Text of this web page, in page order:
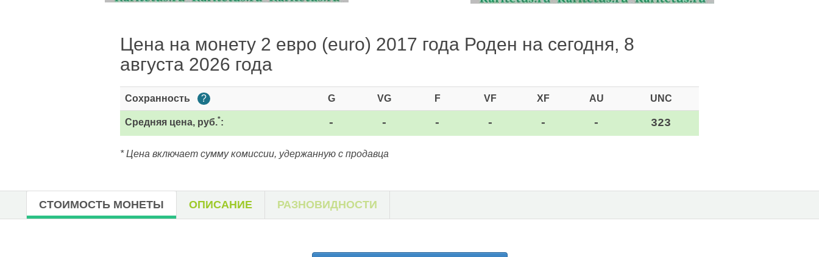
Цена на монету 2 евро (euro) 2017 года Роден на сегодня, 8
августа 2026 года
Сохранность ? G VG F VF XF AU UNC
Средняя цена, руб.*: - - - - - - 323
* Цена включает сумму комиссии, удержанную с продавца
СТОИМОСТЬ МОНЕТЫ ОПИСАНИЕ РАЗНОВИДНОСТИ